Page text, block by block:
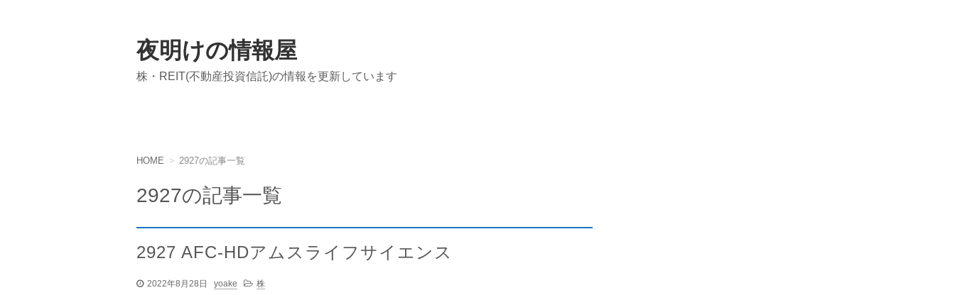
夜明けの情報屋
株・REIT(不動産投資信託)の情報を更新しています
HOME 2927の記事一覧
2927の記事一覧
2927 AFC-HDアムスライフサイエンス
2022年8月28日 yoake 株